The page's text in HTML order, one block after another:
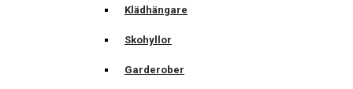
Klädhängare
Skohyllor
Garderober